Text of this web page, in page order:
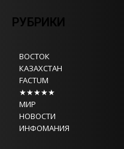
РУБРИКИ
ВОСТОК
КАЗАХСТАН
FACTUM
★★★★★
МИР
НОВОСТИ
ИНФОМАНИЯ